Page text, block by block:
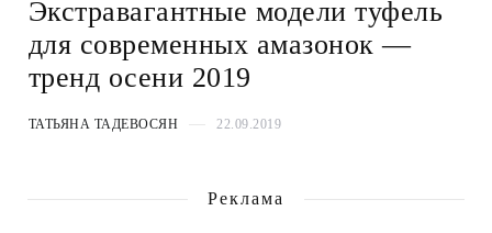
Экстравагантные модели туфель
для современных амазонок —
тренд осени 2019
ТАТЬЯНА ТАДЕВОСЯН 22.09.2019
Реклама